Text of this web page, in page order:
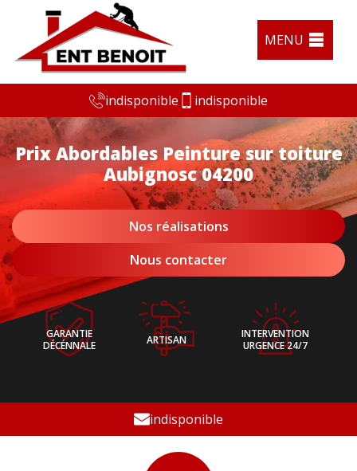
MENU
indisponible indisponible
Prix Abordables Peinture sur toiture
Aubignosc 04200
Nos réalisations
Nous contacter
GARANTIE
DÉCÉNNALE
ARTISAN
INTERVENTION
URGENCE 24/7
indisponible